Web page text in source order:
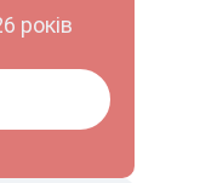
років